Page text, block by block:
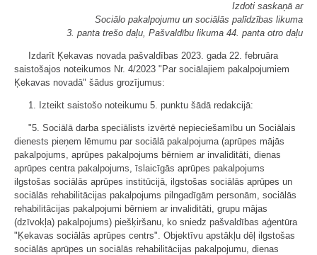
Izdoti saskaņā ar
Sociālo pakalpojumu un sociālās palīdzības likuma
3. panta trešo daļu, Pašvaldību likuma 44. panta otro daļu
Izdarīt Ķekavas novada pašvaldības 2023. gada 22. februāra
saistošajos noteikumos Nr. 4/2023 "Par sociālajiem pakalpojumiem
Ķekavas novadā" šādus grozījumus:
1. Izteikt saistošo noteikumu 5. punktu šādā redakcijā:
"5. Sociālā darba speciālists izvērtē nepieciešamību un Sociālais
dienests pieņem lēmumu par sociālā pakalpojuma (aprūpes mājās
pakalpojums, aprūpes pakalpojums bērniem ar invaliditāti, dienas
aprūpes centra pakalpojums, īslaicīgās aprūpes pakalpojums
ilgstošas sociālās aprūpes institūcijā, ilgstošas sociālās aprūpes un
sociālās rehabilitācijas pakalpojums pilngadīgām personām, sociālās
rehabilitācijas pakalpojumi bērniem ar invaliditāti, grupu mājas
(dzīvokļa) pakalpojums) piešķiršanu, ko sniedz pašvaldības aģentūra
"Ķekavas sociālās aprūpes centrs". Objektīvu apstākļu dēļ ilgstošas
sociālās aprūpes un sociālās rehabilitācijas pakalpojumu, dienas